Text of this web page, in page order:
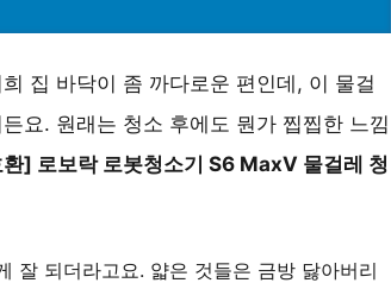
집 바닥이 좀 까다로운 편인데, 이 물걸
요. 원래는 청소 후에도 뭔가 찝찝한 느낌
] 로보락 로봇청소기 S6 MaxV 물걸레 청
잘 되더라고요. 얇은 것들은 금방 닳아버리